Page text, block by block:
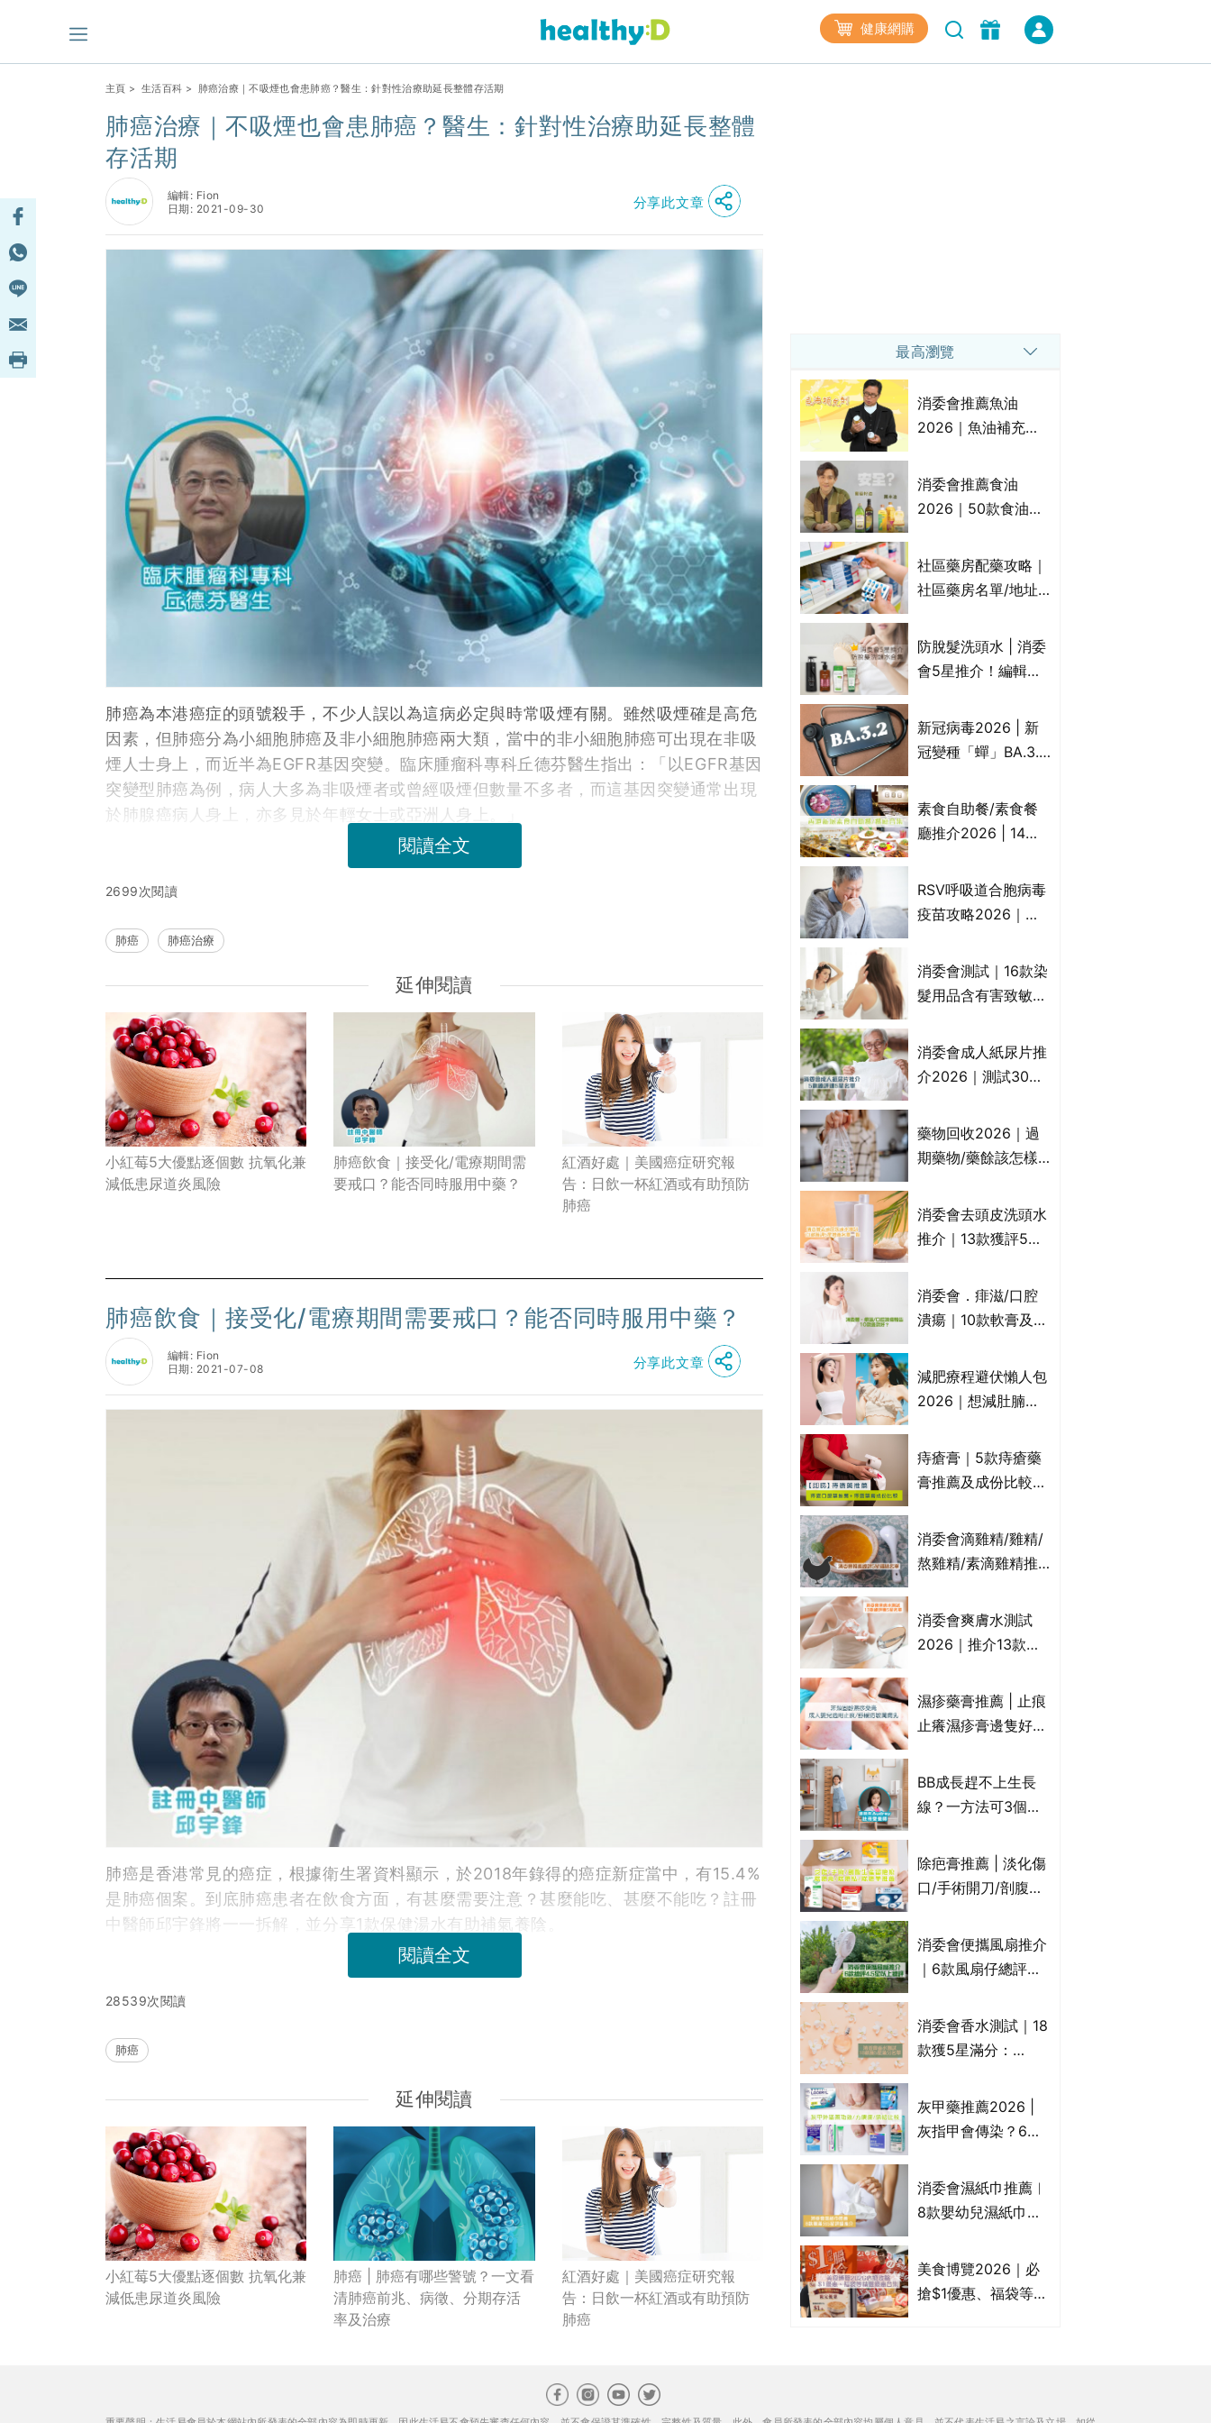
健康網購
主頁 > 生活百科 > 肺癌治療｜不吸煙也會患肺癌？醫生：針對性治療助延長整體存活期
肺癌治療｜不吸煙也會患肺癌？醫生：針對性治療助延長整體
存活期
編輯: Fion
日期: 2021-09-30
分享此文章
肺癌為本港癌症的頭號殺手，不少人誤以為這病必定與時常吸煙有關。雖然吸煙確是高危
因素，但肺癌分為小細胞肺癌及非小細胞肺癌兩大類，當中的非小細胞肺癌可出現在非吸
煙人士身上，而近半為EGFR基因突變。臨床腫瘤科專科丘德芬醫生指出：「以EGFR基因
突變型肺癌為例，病人大多為非吸煙者或曾經吸煙但數量不多者，而這基因突變通常出現
於肺腺癌病人身上，亦多見於年輕女士或亞洲人身上。」
閱讀全文
2699次閱讀
肺癌 肺癌治療
延伸閱讀
小紅莓5大優點逐個數 抗氧化兼
減低患尿道炎風險
肺癌飲食｜接受化/電療期間需
要戒口？能否同時服用中藥？
紅酒好處｜美國癌症研究報
告：日飲一杯紅酒或有助預防
肺癌
肺癌飲食｜接受化/電療期間需要戒口？能否同時服用中藥？
編輯: Fion
日期: 2021-07-08
分享此文章
肺癌是香港常見的癌症，根據衛生署資料顯示，於2018年錄得的癌症新症當中，有15.4%
是肺癌個案。到底肺癌患者在飲食方面，有甚麼需要注意？甚麼能吃、甚麼不能吃？註冊
中醫師邱宇鋒將一一拆解，並分享1款保健湯水有助補氣養陰。
閱讀全文
28539次閱讀
肺癌
延伸閱讀
小紅莓5大優點逐個數 抗氧化兼
減低患尿道炎風險
肺癌 | 肺癌有哪些警號？一文看
清肺癌前兆、病徵、分期存活
率及治療
紅酒好處｜美國癌症研究報
告：日飲一杯紅酒或有助預防
肺癌
最高瀏覽
消委會推薦魚油
2026｜魚油補充劑
名單｜附1款國際魚
油標準5星認證 針對
消委會推薦食油
2026｜50款食油評
物｜21款健康煮食油
總評達5星滿分名單
花籽油/花生油等)
社區藥房配藥攻略｜
社區藥房名單/地址/
法一覽表｜社區藥房
是甚麼？可以申請藥
防脫髮洗頭水 | 消委
會5星推介！編輯加
比較：位元堂、呂、
PANTOGAR、純素
新冠病毒2026 | 新
冠變種「蟬」BA.3.2
播、風險與預防方法
一文睇
素食自助餐/素食餐
廳推介2026 | 14間
中式/印度/東南亞/港
式/Fusion素食齋菜
RSV呼吸道合胞病毒
疫苗攻略2026｜
高危？RSV疫苗價錢
比較、打針後反應處
消委會測試｜16款染
髮用品含有害致敏物
介!50惠、Return回
本、Furnte、Rerise
消委會成人紙尿片推
介2026｜測試30款
滲墊防漏表現/回滲/
化學物質檢測等｜5
藥物回收2026｜過
期藥物/藥餘該怎樣
地點一覽｜屈臣氏、
萬寧、首衛、綠領行
消委會去頭皮洗頭水
推介｜13款獲評5星
KLORANE、沙宣、
呂、LUX等上榜｜4
消委會．痱滋/口腔
潰瘍｜10款軟膏及啫
屬處方藥物？有哪些
受關注成分？｜必知
減肥療程避伏懶人包
2026｜想減肚腩但
VS不良黑店5大手法
對比｜SLIMTONE減
痔瘡膏｜5款痔瘡藥
膏推薦及成份比較
有效紓緩痔瘡疼痛痕
癢｜附痔瘡成因及病
消委會滴雞精/雞精/
熬雞精/素滴雞精推
款含致癌物 9款總評
達5星滿分名單 屈臣
消委會爽膚水測試
2026｜推介13款總
Cetaphil、The
Ordinary、
濕疹藥膏推薦 | 止痕
止癢濕疹膏邊隻好？
膏/濕疹膏 嬰兒BB濕
疹皮膚適用！紓緩防
一覽)
BB成長趕不上生長
線？一方法可3個月
懂得把握1歲起「長
高黃金期」
除疤膏推薦 | 淡化傷
口/手術開刀/剖腹生
藥膏/除疤筆/除疤貼
比較（消委會教揀選
消委會便攜風扇推介
｜6款風扇仔總評達
品 MUJI、
Francfranc、
消委會香水測試｜18
款獲5星滿分：
ARMANI、Marks &
Spencer、CHANEL
灰甲藥推薦2026 |
灰指甲會傳染？6款
膏/抗甲癬油劑的功
效/價格比較：羅霉
消委會濕紙巾推薦︱
8款嬰幼兒濕紙巾獲
屈臣氏watsons、強
生Johnson's等｜測
美食博覽2026｜必
搶$1優惠、福袋等精